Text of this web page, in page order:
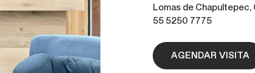
Lomas de Chapultepec,
55 5250 7775
AGENDAR VISITA